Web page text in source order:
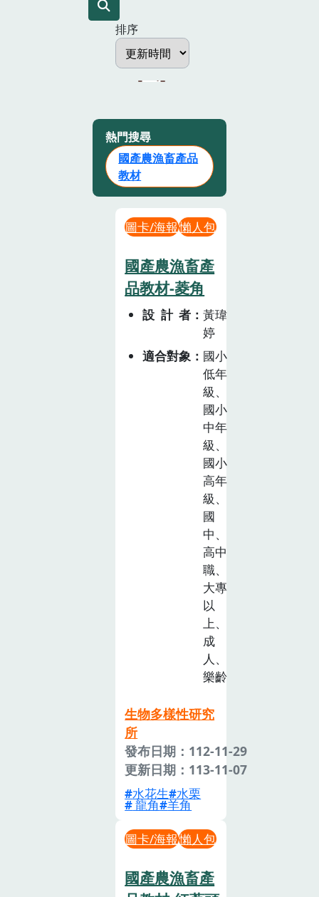
排序
熱門搜尋
國產農漁畜產品
教材
圖卡/海報懶人包
國產農漁畜產
品教材-菱角
設計者
黃瑋
婷
適合對象
國小
低年
級、
國小
中年
級、
國小
高年
級、
國
中、
高中
職、
大專
以
上、
成
人、
樂齡
生物多樣性研究
所
發布日期：112-11-29
更新日期：113-11-07
水花生 水栗
龍角 羊角
圖卡/海報懶人包
國產農漁畜產